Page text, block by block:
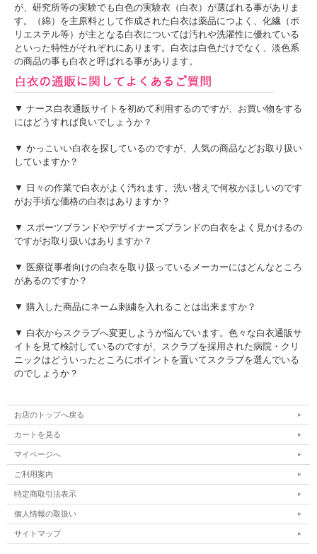
こちらからご購入いただけます。↓
が、研究所等の実験でも白色の実験衣（白衣）が選ばれる事がありま
す。（綿）を主原料として作成された白衣は薬品につよく、化繊（ポ
リエステル等）が主となる白衣については汚れや洗濯性に優れている
といった特性がそれぞれにあります。白衣は白色だけでなく、淡色系
の商品の事も白衣と呼ばれる事があります。
▼ ナース白衣通販サイトを初めて利用するのですが、お買い物をする
にはどうすれば良いでしょうか？
▼ かっこいい白衣を探しているのですが、人気の商品などお取り扱い
していますか？
▼ 日々の作業で白衣がよく汚れます。洗い替えで何枚かほしいのです
がお手頃な価格の白衣はありますか？
▼ スポーツブランドやデザイナーズブランドの白衣をよく見かけるの
ですがお取り扱いはありますか？
▼ 医療従事者向けの白衣を取り扱っているメーカーにはどんなところ
があるのですか？
▼ 購入した商品にネーム刺繍を入れることは出来ますか？
▼ 白衣からスクラブへ変更しようか悩んでいます。色々な白衣通販サ
イトを見て検討しているのですが、スクラブを採用された病院・クリ
ニックはどういったところにポイントを置いてスクラブを選んでいる
のでしょうか？
お店のトップへ戻る
カートを見る
マイページへ
ご利用案内
特定商取引法表示
個人情報の取扱い
サイトマップ